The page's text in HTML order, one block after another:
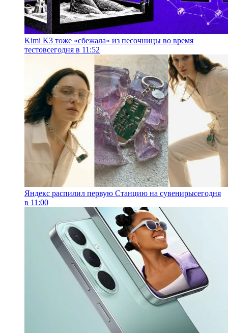
Kimi K3 тоже «сбежала» из песочницы во время
тестовсегодня в 11:52
Яндекс распилил первую Станцию на сувенирысегодня
в 11:00